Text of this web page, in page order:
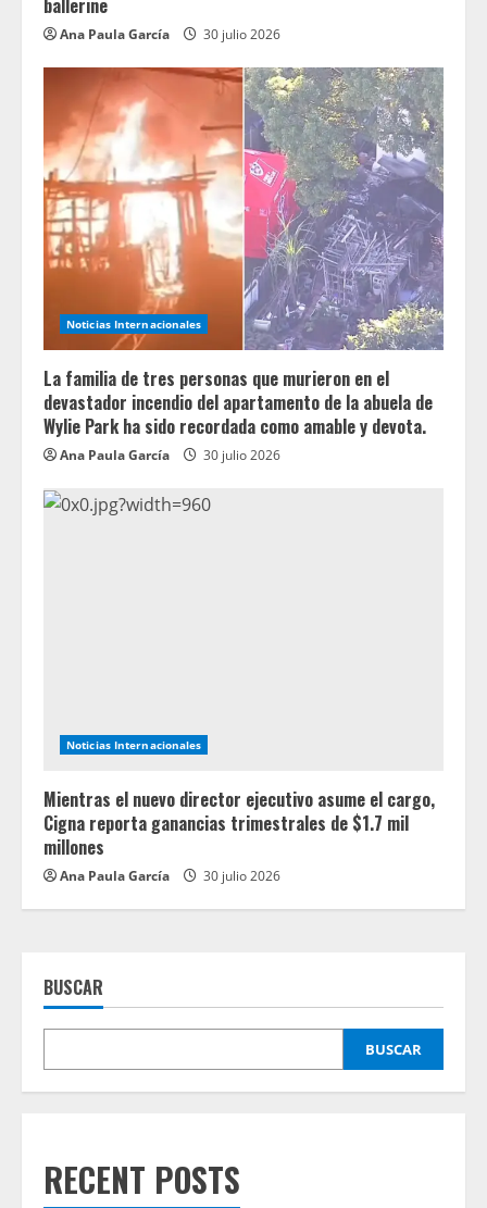
ballerine
Ana Paula García 30 julio 2026
Noticias Internacionales
La familia de tres personas que murieron en el
devastador incendio del apartamento de la abuela de
Wylie Park ha sido recordada como amable y devota.
Ana Paula García 30 julio 2026
Noticias Internacionales
Mientras el nuevo director ejecutivo asume el cargo,
Cigna reporta ganancias trimestrales de $1.7 mil
millones
Ana Paula García 30 julio 2026
BUSCAR
BUSCAR
RECENT POSTS